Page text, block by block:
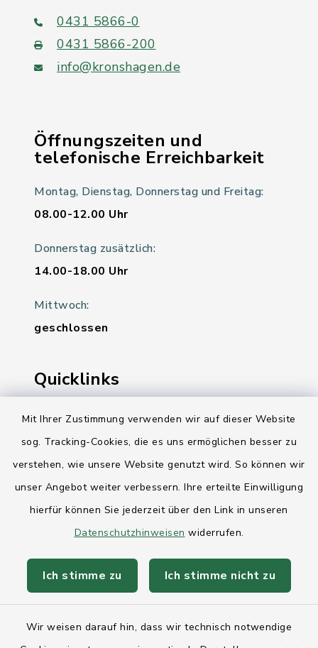
Mit Ihrer Zustimmung verwenden wir auf dieser Website
sog. Tracking-Cookies, die es uns ermöglichen besser zu
verstehen, wie unsere Website genutzt wird. So können wir
unser Angebot weiter verbessern. Ihre erteilte Einwilligung
hierfür können Sie jederzeit über den Link in unseren
Datenschutzhinweisen widerrufen.
Ich stimme zu Ich stimme nicht zu
Wir weisen darauf hin, dass wir technisch notwendige
0431 5866-0
0431 5866-200
info@kronshagen.de
Öffnungszeiten und
telefonische Erreichbarkeit
Montag, Dienstag, Donnerstag und Freitag:
08.00-12.00 Uhr
Donnerstag zusätzlich:
14.00-18.00 Uhr
Mittwoch:
geschlossen
Quicklinks
Ihre Behördennummer 115
Landesregierung Schleswig-Holstein
AktivRegion Mittelholstein